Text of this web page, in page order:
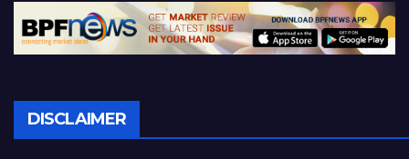
DISCLAIMER